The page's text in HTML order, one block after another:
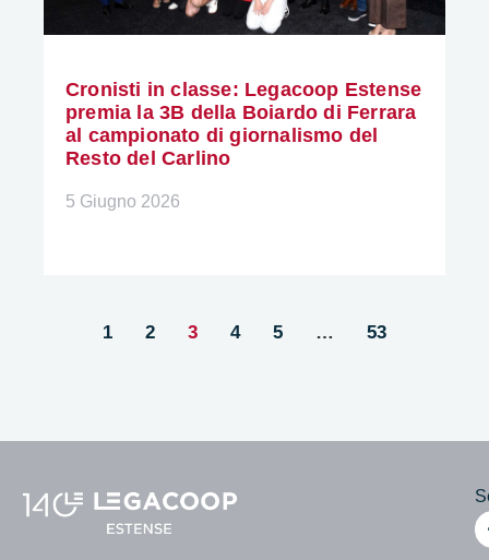
Cronisti in classe: Legacoop Estense
premia la 3B della Boiardo di Ferrara
al campionato di giornalismo del
Resto del Carlino
5 Giugno 2026
1 2 3 4 5 … 53